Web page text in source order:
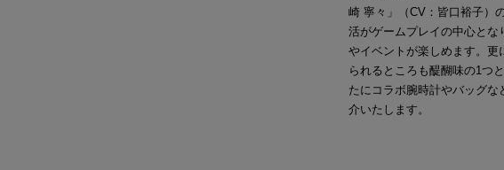
崎 寧々」（CV：皆口裕子）
活がゲームプレイの中心とな
やイベントが楽しめます。更
られるところも醍醐味の1つ
たにコラボ腕時計やバッグ
介いたします。